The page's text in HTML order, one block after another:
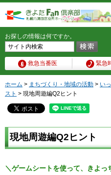
お探しの情報は何ですか。
救急当番医 緊急
ホーム > まちづくり・地域の活動 > い
スト > 現地周遊編Q2ヒント
現地周遊編Q2ヒント
＼ゲームシートを使って、きよっ